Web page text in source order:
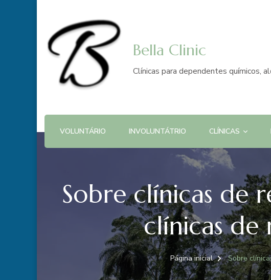
Bella Clinic
Clínicas para dependentes químicos,
VOLUNTÁRIO INVOLUNTÁTRIO CLÍNICAS
Sobre clínicas de
clínicas de
Página inicial Sobre